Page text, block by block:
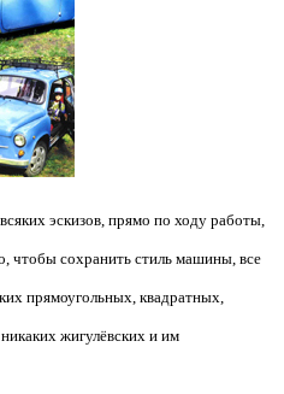
эскизов, прямо по ходу работы,
чтобы сохранить стиль машины, все
прямоугольных, квадратных,
жигулёвских и им